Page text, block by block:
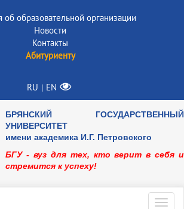
об образовательной организации
Новости
Контакты
Абитуриенту
RU | EN
БРЯНСКИЙ ГОСУДАРСТВЕННЫЙ
УНИВЕРСИТЕТ
имени академика И.Г. Петровского
БГУ - вуз для тех, кто верит в себя и
стремится к успеху!